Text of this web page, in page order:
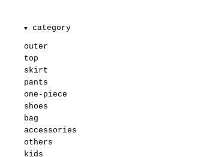
▼ category
outer
top
skirt
pants
one-piece
shoes
bag
accessories
others
kids